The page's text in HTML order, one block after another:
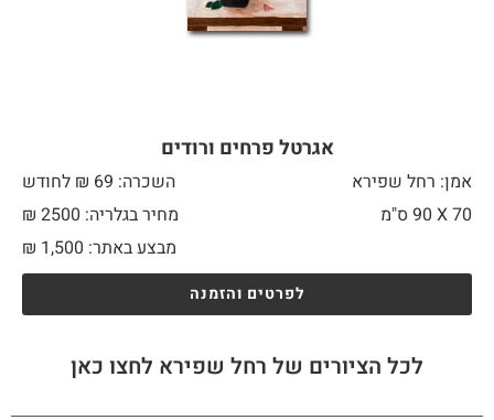
אגרטל פרחים ורודים
אמן: רחל שפירא
השכרה: 69 ₪ לחודש
70 X
מחיר בגלריה: 2500 ₪
מבצע באתר:
₪ 1,500
לפרטים והזמנה
לכל הציורים של רחל שפירא לחצו כאן